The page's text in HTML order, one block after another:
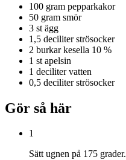
100 gram pepparkakor
50 gram smör
3 st ägg
1,5 deciliter strösocker
2 burkar kesella 10 %
1 st apelsin
1 deciliter vatten
0,5 deciliter strösocker
Gör så här
1
Sätt ugnen på 175 grader.